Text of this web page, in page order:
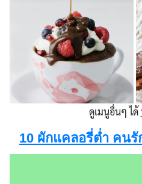
ดูเมนูอื่นๆ ได้
10 ผักแคลอรี่ต่ำ คน